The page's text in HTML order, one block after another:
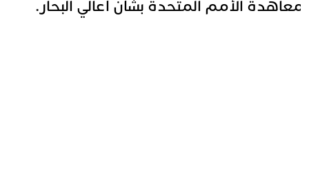
الأمم المتحدة بشأن أعالي البحار.